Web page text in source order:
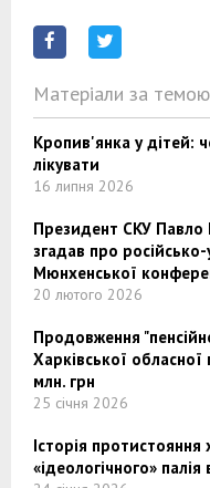
Матеріали за
Кропив'янка у дітей:
лікувати
16 липня 2026
Президент СКУ Павло
згадав про російсько-
Мюнхенської
20 лютого 2026
Продовження
Харківської
млн. грн
25 січня 2026
Історія
«ідеологічного»